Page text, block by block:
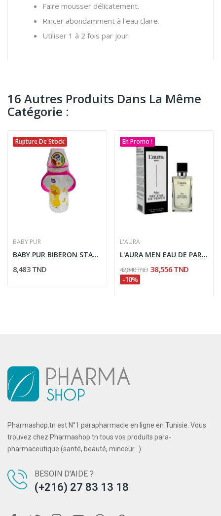
Faire mousser délicatement.
Rincer abondamment à l'eau claire.
Utiliser 1 à 2 fois par jour.
16 Autres Produits Dans La Même
Catégorie :
Rupture De Stock
BABY PUR
BABY PUR BIBERON STANDARD AVEC COUVERCLE...
8,483 TND
En Promo !
L'AURA
L'AURA MEN EAU DE PARFUM MII NECTAR DE VENUS 50ML
42,840 TND 38,556 TND
-10%
Pharmashop.tn est N°1 parapharmacie en ligne en Tunisie. Vous
trouvez chez Pharmashop.tn tous vos produits para-
pharmaceutique (santé, beauté, minceur...)
BESOIN D'AIDE ?
(+216) 27 83 13 18